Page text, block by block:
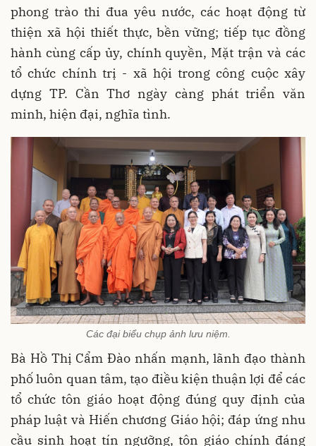
phong trào thi đua yêu nước, các hoạt động từ
thiện xã hội thiết thực, bền vững; tiếp tục đồng
hành cùng cấp ủy, chính quyền, Mặt trận và các
tổ chức chính trị - xã hội trong công cuộc xây
dựng TP. Cần Thơ ngày càng phát triển văn
minh, hiện đại, nghĩa tình.
Các đại biểu chụp ảnh lưu niệm.
Bà Hồ Thị Cẩm Đào nhấn mạnh, lãnh đạo thành
phố luôn quan tâm, tạo điều kiện thuận lợi để các
tổ chức tôn giáo hoạt động đúng quy định của
pháp luật và Hiến chương Giáo hội; đáp ứng nhu
cầu sinh hoạt tín ngưỡng, tôn giáo chính đáng